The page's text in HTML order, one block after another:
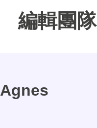
編輯團隊
Agnes